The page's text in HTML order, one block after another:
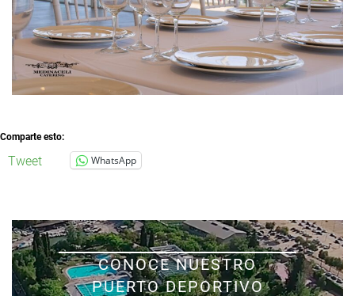
Comparte esto:
Tweet WhatsApp
CONOCE NUESTRO
PUERTO DEPORTIVO